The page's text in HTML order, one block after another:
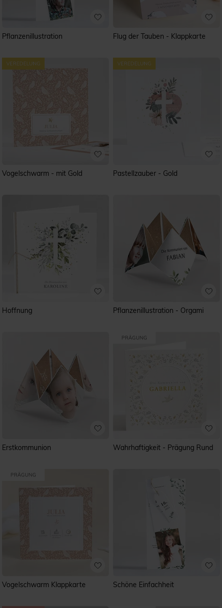
Pflanzenillustration Flug der Tauben - Klappkarte
Vogelschwarm - mit Gold Pastellzauber - Gold
Hoffnung Pflanzenillustration - Orgami
Erstkommunion Wahrhaftigkeit - Prägung Rund
Vogelschwarm Klappkarte Schöne Einfachheit